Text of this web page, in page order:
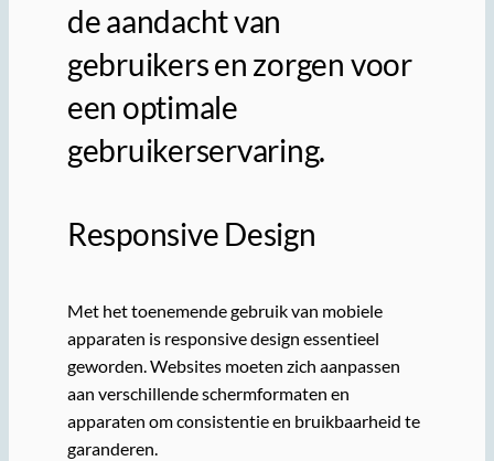
de aandacht van
gebruikers en zorgen voor
een optimale
gebruikerservaring.
Responsive Design
Met het toenemende gebruik van mobiele
apparaten is responsive design essentieel
geworden. Websites moeten zich aanpassen
aan verschillende schermformaten en
apparaten om consistentie en bruikbaarheid te
garanderen.